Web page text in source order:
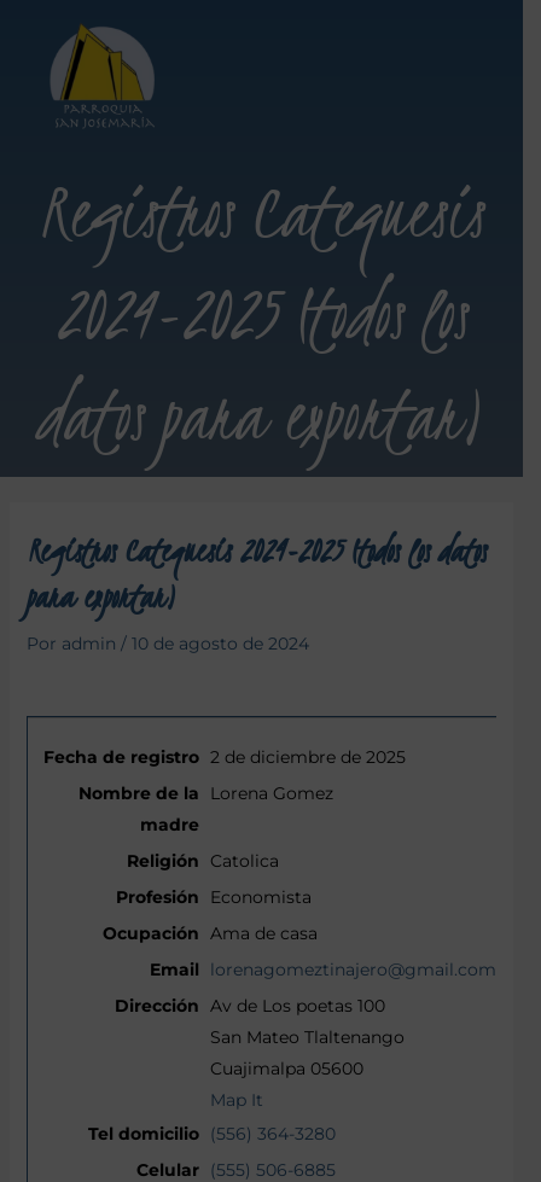
Registros Catequesis
2024-2025 (todos los
datos para exportar)
Registros Catequesis 2024-2025 (todos los datos
para exportar)
Por admin / 10 de agosto de 2024
2 de diciembre de 2025
Lorena Gomez
Catolica
Economista
Ama de casa
lorenagomeztinajero@gmail.com
Av de Los poetas 100
San Mateo Tlaltenango
Cuajimalpa 05600
Map It
(556) 364-3280
(555) 506-6885